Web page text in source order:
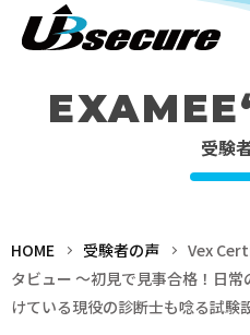
受験
HOME 受験者の声
Vex
タビュー ～初見で見事合格！日
けている現役の診断士も唸る試験